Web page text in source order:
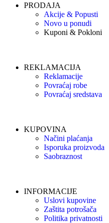
PRODAJA
Akcije & Popusti
Novo u ponudi
Kuponi & Pokloni
REKLAMACIJA
Reklamacije
Povraćaj robe
Povraćaj sredstava
KUPOVINA
Načini plaćanja
Isporuka proizvoda
Saobraznost
INFORMACIJE
Uslovi kupovine
Zaštita potrošača
Politika privatnosti